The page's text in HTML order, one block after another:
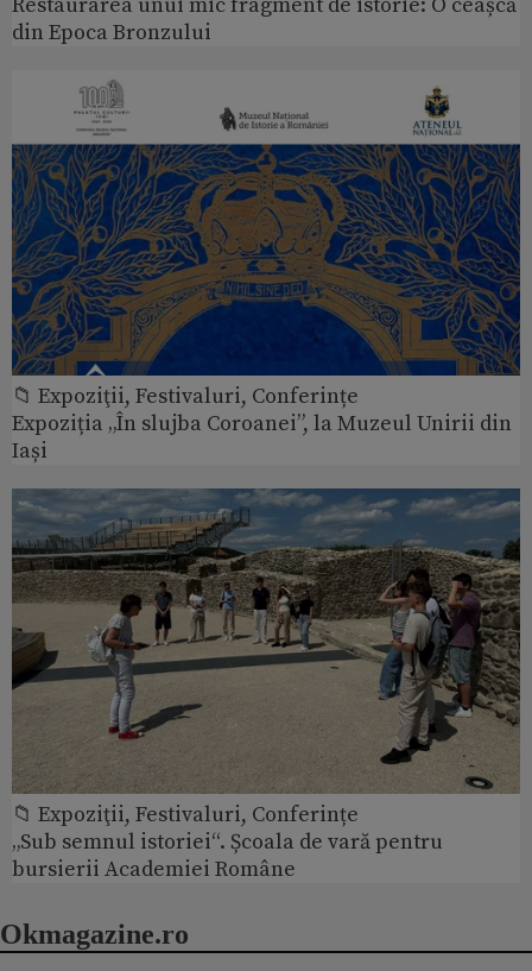
Restaurarea unui mic fragment de istorie: O ceașcă
din Epoca Bronzului
📁 Expoziţii, Festivaluri, Conferințe
Expoziția „În slujba Coroanei”, la Muzeul Unirii din
Iași
📁 Expoziţii, Festivaluri, Conferințe
„Sub semnul istoriei“. Școala de vară pentru
bursierii Academiei Române
Okmagazine.ro